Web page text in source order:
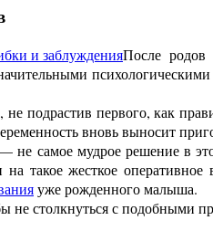
После родов
подрастив первого, как
вновь выносит
самое мудрое решение в
такое жесткое
уже рожденного малыша.
не столкнуться с подобными